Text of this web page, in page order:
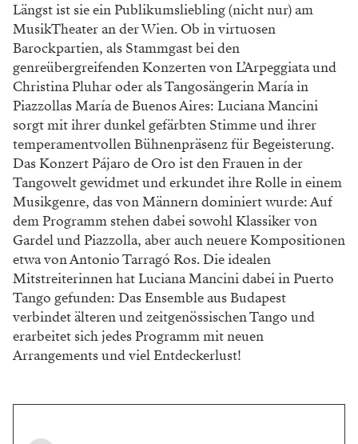
Längst ist sie ein Publikumsliebling (nicht nur) am
MusikTheater an der Wien. Ob in virtuosen
Barockpartien, als Stammgast bei den
genreübergreifenden Konzerten von L’Arpeggiata und
Christina Pluhar oder als Tangosängerin María in
Piazzollas María de Buenos Aires: Luciana Mancini
sorgt mit ihrer dunkel gefärbten Stimme und ihrer
temperamentvollen Bühnenpräsenz für Begeisterung.
Das Konzert Pájaro de Oro ist den Frauen in der
Tangowelt gewidmet und erkundet ihre Rolle in einem
Musikgenre, das von Männern dominiert wurde: Auf
dem Programm stehen dabei sowohl Klassiker von
Gardel und Piazzolla, aber auch neuere Kompositionen
etwa von Antonio Tarragó Ros. Die idealen
Mitstreiterinnen hat Luciana Mancini dabei in Puerto
Tango gefunden: Das Ensemble aus Budapest
verbindet älteren und zeitgenössischen Tango und
erarbeitet sich jedes Programm mit neuen
Arrangements und viel Entdeckerlust!